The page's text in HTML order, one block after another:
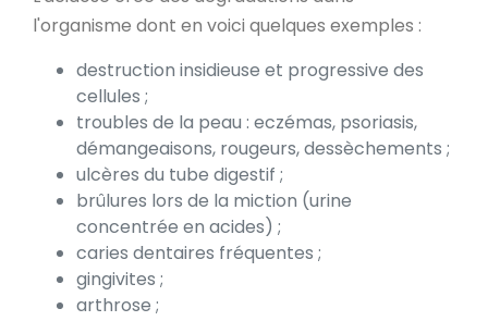
l'organisme dont en voici quelques exemples :
destruction insidieuse et progressive des
cellules ;
troubles de la peau : eczémas, psoriasis,
démangeaisons, rougeurs, dessèchements ;
ulcères du tube digestif ;
brûlures lors de la miction (urine
concentrée en acides) ;
caries dentaires fréquentes ;
gingivites ;
arthrose ;